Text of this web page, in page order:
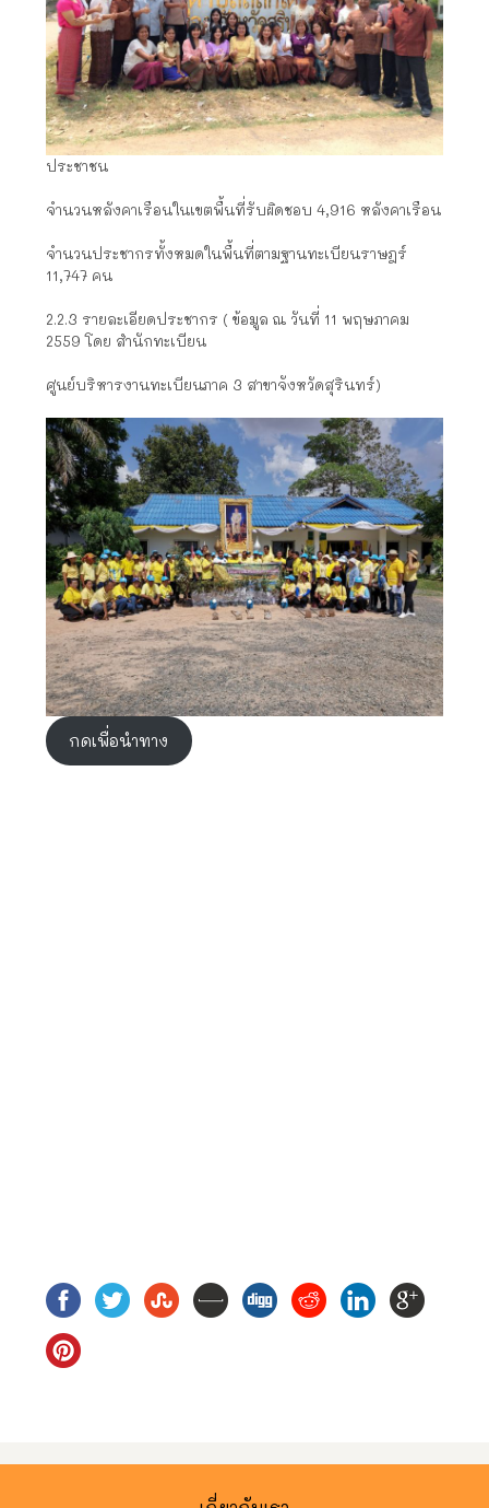
ประชาชน
จำนวนหลังคาเรือนในเขตพื้นที่รับผิดชอบ 4,916 หลังคาเรือน
จำนวนประชากรทั้งหมดในพื้นที่ตามฐานทะเบียนราษฎร์
11,747 คน
2.2.3 รายละเอียดประชากร ( ข้อมูล ณ วันที่ 11 พฤษภาคม
2559 โดย สำนักทะเบียน
ศูนย์บริหารงานทะเบียนภาค 3 สาขาจังหวัดสุรินทร์)
กดเพื่อนำทาง